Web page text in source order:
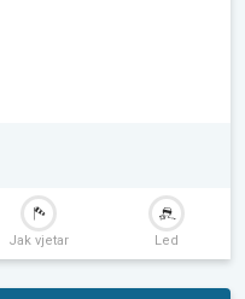
Jak vjetar Led